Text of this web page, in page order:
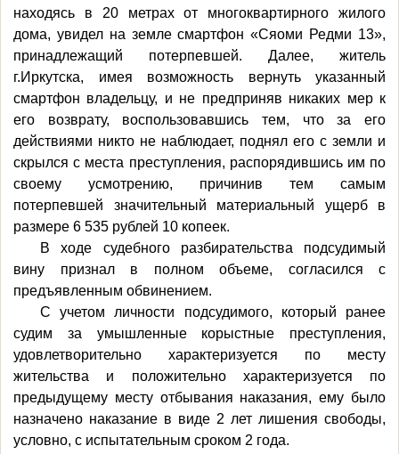
находясь в 20 метрах от многоквартирного жилого
дома, увидел на земле смартфон «Сяоми Редми 13»,
принадлежащий потерпевшей. Далее, житель
г.Иркутска, имея возможность вернуть указанный
смартфон владельцу, и не предприняв никаких мер к
его возврату, воспользовавшись тем, что за его
действиями никто не наблюдает, поднял его с земли и
скрылся с места преступления, распорядившись им по
своему усмотрению, причинив тем самым
потерпевшей значительный материальный ущерб в
размере 6 535 рублей 10 копеек.
В ходе судебного разбирательства подсудимый
вину признал в полном объеме, согласился с
предъявленным обвинением.
С учетом личности подсудимого, который ранее
судим за умышленные корыстные преступления,
удовлетворительно характеризуется по месту
жительства и положительно характеризуется по
предыдущему месту отбывания наказания, ему было
назначено наказание в виде 2 лет лишения свободы,
условно, с испытательным сроком 2 года.